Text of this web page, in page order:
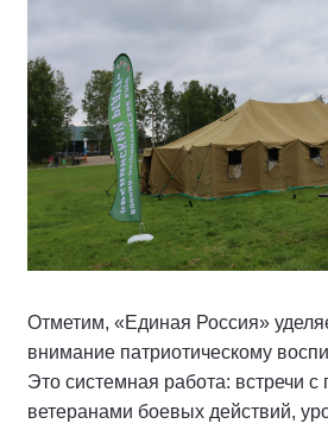
Отметим, «Единая Россия»
внимание патриотическому
Это системная работа: встречи
ветеранами боевых действий,